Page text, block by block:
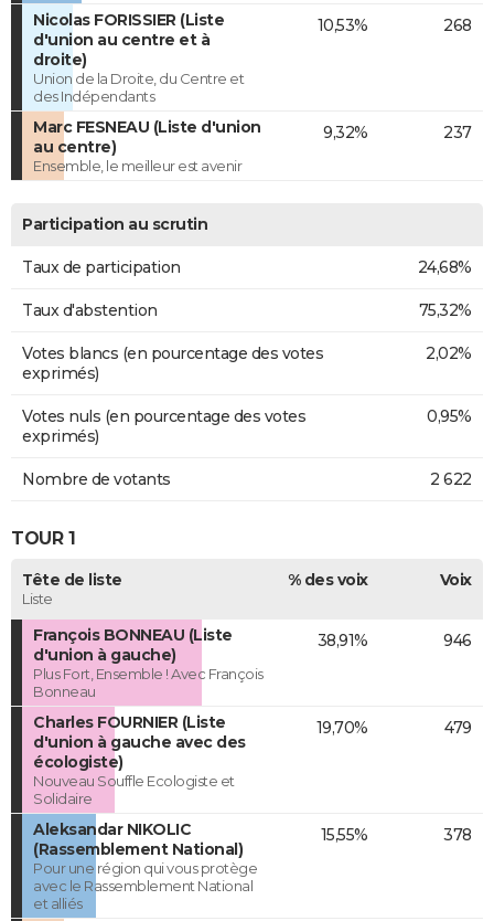
Nicolas FORISSIER (Liste
d'union au centre et à
droite)
Union de la Droite, du Centre et
des Indépendants
10,53% 268
Marc FESNEAU (Liste d'union
au centre)
Ensemble, le meilleur est avenir
9,32% 237
Participation au scrutin
Taux de participation 24,68%
Taux d'abstention 75,32%
Votes blancs (en pourcentage des votes
exprimés)
2,02%
Votes nuls (en pourcentage des votes
exprimés)
0,95%
Nombre de votants 2 622
TOUR 1
Tête de liste
Liste
% des voix Voix
François BONNEAU (Liste
d'union à gauche)
Plus Fort, Ensemble ! Avec François
Bonneau
38,91% 946
Charles FOURNIER (Liste
d'union à gauche avec des
écologiste)
Nouveau Souffle Ecologiste et
Solidaire
19,70% 479
Aleksandar NIKOLIC
(Rassemblement National)
Pour une région qui vous protège
avec le Rassemblement National
et alliés
15,55% 378